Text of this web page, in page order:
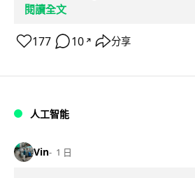
閱讀全文
177 10 ↗ 分享
人工智能
Vin 1 日